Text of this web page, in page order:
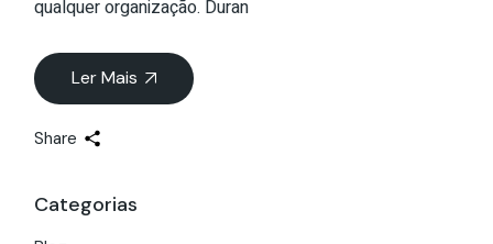
qualquer organização. Duran
Ler Mais
Share
Categorias